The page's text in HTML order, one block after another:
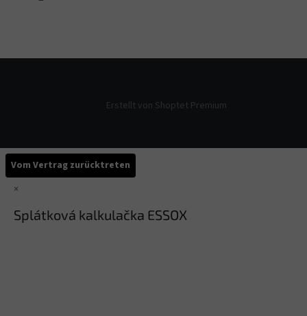
Erstellt von Shoptet Premium
Vom Vertrag zurücktreten
×
Splátková kalkulačka ESSOX